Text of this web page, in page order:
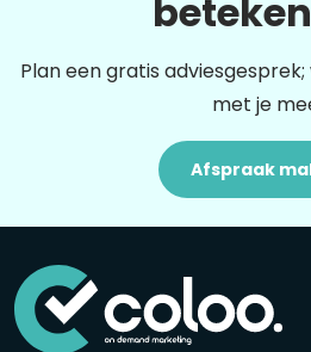
Plan een gratis
met je
Afspraak